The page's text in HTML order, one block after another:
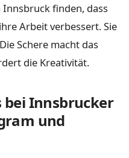
Innsbruck finden, dass
ihre Arbeit verbessert. Sie
Schere macht das
die Kreativität.
bei Innsbrucker
und